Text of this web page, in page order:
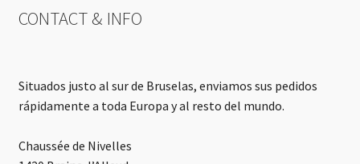
e
CONTACT & INFO
Situados justo al sur de Bruselas, enviamos sus pedidos
rápidamente a toda Europa y al resto del mundo.
Chaussée de Nivelles